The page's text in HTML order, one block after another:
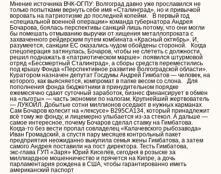
Мнение источника ВЧК-ОГПУ: Волгоград давно уже прославился не
только попытками вернуть себе имя «Сталинград», но и привычкой
воровать на патриотизме до последней копейки. В первый год
«специальной военной операции» команда губернатора Андрея
Бочарова, боялась перспективы санкций лишь потому, что они могли
бы помешать отмыванию выручки от хищения металлопроката с
захваченного рейдерским путем комбината «Красный октябрь». И,
разумеется, санкции ЕС оказались чудом обойдены стороной. Когда
спецоперация затянулась, Бочаров, чтобы не слететь с должности,
решил поднажать в «патриотическом марше»: появился штурмовой
отряд «Бессмертный Сталинград», а сборы средств переместились
под крышу Фонда «Перспективное развитие Волгоградской области».
Куратором назначен депутат Госдумы Андрей Гимбатов — человек, на
которого, как выясняется, компромат в папке весом со слона. Для
пополнения фонда бюджетники в принудительном порядке
ежемесячно сдают суточный заработок, бизнес финансирует в обмен
на «льготы» — часть экономии по налогам. Крупнейший жертвователь
— ЛУКОЙЛ. Добытые сотни миллионов оседают в нужных карманах.
Сам Бочаров колесит на «лексусе» В295СА134, который принадлежит
всё тому же фонду, и лицемерно улыбается из-за стекол. А дальше —
самое интересное, почему Бочаров сделал ставку на Гимбатова.
Когда-то без вести пропал совладелец «Калачевского рыбозавода»
Иван Громадский, а спустя пару месяцев контрольный пакет
предприятия неожиданно выкупила семья жены Гимбатова, а затем
самого Андрея поставили на пост директора. Тесть Гимбатова,
экс‑глава ГУП «Заря» Юрий Киселёв, сегодня в розыске за
миллиардное мошенничество и прячется на Кипре, а дочь
парламентария рождена в США, чтобы гарантированно иметь
американский паспорт